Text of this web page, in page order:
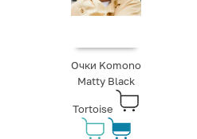
Очки Komono
Matty Black
Tortoise